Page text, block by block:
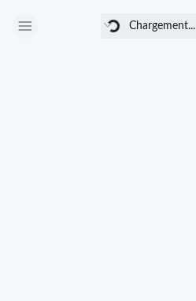
Chargement... Chargement...